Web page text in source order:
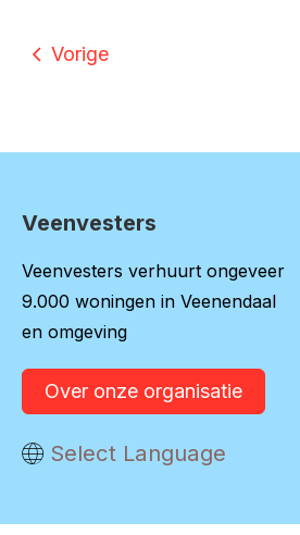
Vorige
Contactinformatie
Veenvesters
Veenvesters verhuurt ongeveer
9.000 woningen in Veenendaal
en omgeving
Over onze organisatie
Vertaal deze pagina
Select Language